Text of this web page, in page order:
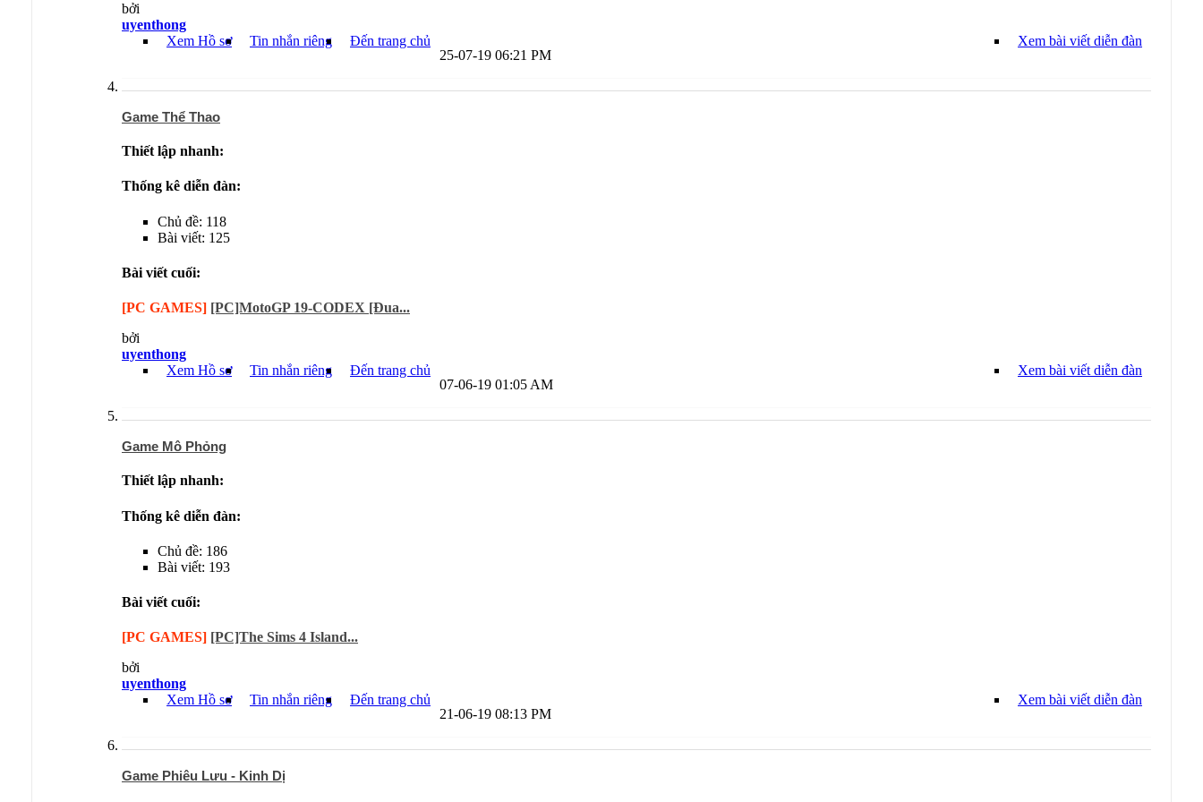
bởi
uyenthong
Xem Hồ sơ
Xem bài viết diễn đàn
Tin nhắn riêng
Đến trang chủ
25-07-19 06:21 PM
Game Thể Thao
Thiết lập nhanh:
Thống kê diễn đàn:
Chủ đề: 118
Bài viết: 125
Bài viết cuối:
[PC GAMES] [PC]MotoGP 19-CODEX [Đua...
bởi
uyenthong
Xem Hồ sơ
Xem bài viết diễn đàn
Tin nhắn riêng
Đến trang chủ
07-06-19 01:05 AM
Game Mô Phỏng
Thiết lập nhanh:
Thống kê diễn đàn:
Chủ đề: 186
Bài viết: 193
Bài viết cuối:
[PC GAMES] [PC]The Sims 4 Island...
bởi
uyenthong
Xem Hồ sơ
Xem bài viết diễn đàn
Tin nhắn riêng
Đến trang chủ
21-06-19 08:13 PM
Game Phiêu Lưu - Kinh Dị